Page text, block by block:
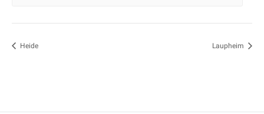
Heide Laupheim